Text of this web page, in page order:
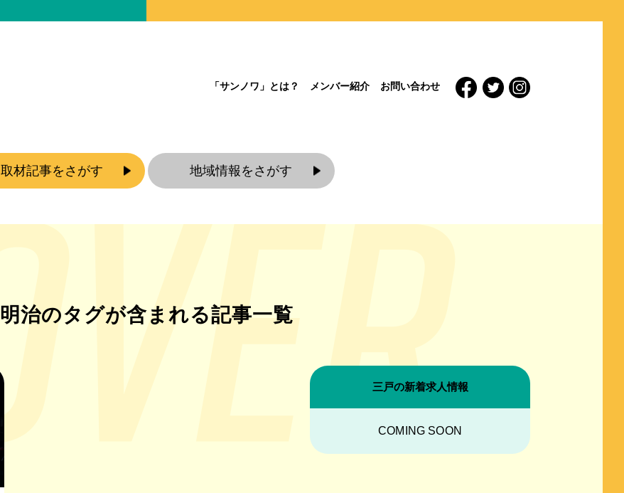
「サンノワ」とは？ メンバー紹介 お問い合わせ
取材記事をさがす 地域情報をさがす
明治のタグが含まれる記事一覧
三戸の新着求人情報
COMING SOON